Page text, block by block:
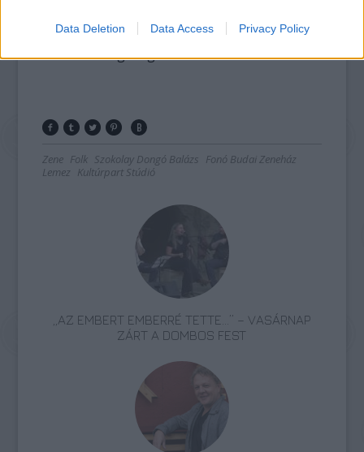
Data Deletion Data Access Privacy Policy
kedvelőinek is: Csinnadratta, ripityom!
Érdemes meghallgatnotok!
Zene Folk Szokolay Dongó Balázs Fonó Budai Zeneház
Lemez Kultúrpart Stúdió
„AZ EMBERT EMBERRÉ TETTE…” – VASÁRNAP
ZÁRT A DOMBOS FEST